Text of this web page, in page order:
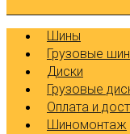
Шины
Грузовые
Диски
Грузовые
Оплата и
Шиномонтаж